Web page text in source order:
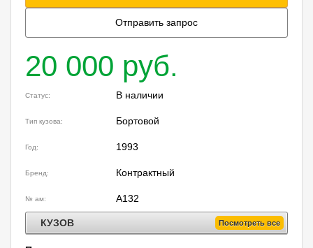
Отправить запрос
20 000 руб.
Статус: В наличии
Тип кузова: Бортовой
Год: 1993
Бренд: Контрактный
№ ам: A132
КУЗОВ Посмотреть все